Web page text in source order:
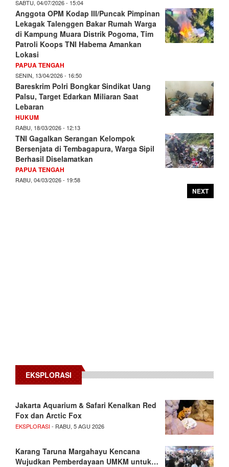
SABTU, 04/07/2026 - 15:04
Anggota OPM Kodap III/Puncak Pimpinan
Lekagak Talenggen Bakar Rumah Warga
di Kampung Muara Distrik Pogoma, Tim
Patroli Koops TNI Habema Amankan
Lokasi
PAPUA TENGAH
SENIN, 13/04/2026 - 16:50
Bareskrim Polri Bongkar Sindikat Uang
Palsu, Target Edarkan Miliaran Saat
Lebaran
HUKUM
RABU, 18/03/2026 - 12:13
TNI Gagalkan Serangan Kelompok
Bersenjata di Tembagapura, Warga Sipil
Berhasil Diselamatkan
PAPUA TENGAH
RABU, 04/03/2026 - 19:58
NEXT
EKSPLORASI
Jakarta Aquarium & Safari Kenalkan Red
Fox dan Arctic Fox
EKSPLORASI- RABU, 5 AGU 2026
Karang Taruna Margahayu Kencana
Wujudkan Pemberdayaan UMKM untuk…